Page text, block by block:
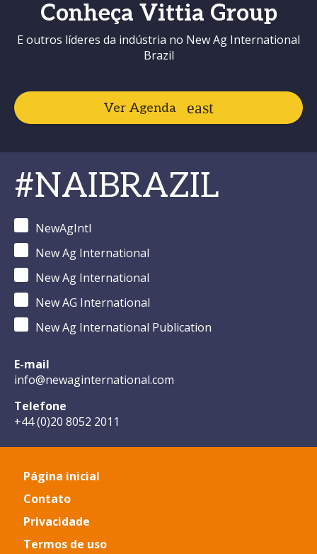
Conheça Vittia Group
E outros líderes da indústria no New Ag International
Brazil
Ver Agenda
#NAIBRAZIL
NewAgIntl
New Ag International
New Ag International
New AG International
New Ag International Publication
E-mail
info@newaginternational.com
Telefone
+44 (0)20 8052 2011
Página inicial
Contato
Privacidade
Termos de uso